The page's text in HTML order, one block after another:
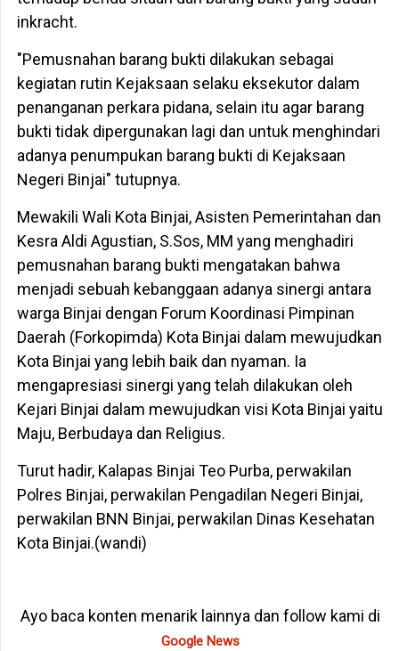
inkracht.
"Pemusnahan barang bukti dilakukan sebagai
kegiatan rutin Kejaksaan selaku eksekutor dalam
penanganan perkara pidana, selain itu agar barang
bukti tidak dipergunakan lagi dan untuk menghindari
adanya penumpukan barang bukti di Kejaksaan
Negeri Binjai" tutupnya.
Mewakili Wali Kota Binjai, Asisten Pemerintahan dan
Kesra Aldi Agustian, S.Sos, MM yang menghadiri
pemusnahan barang bukti mengatakan bahwa
menjadi sebuah kebanggaan adanya sinergi antara
warga Binjai dengan Forum Koordinasi Pimpinan
Daerah (Forkopimda) Kota Binjai dalam mewujudkan
Kota Binjai yang lebih baik dan nyaman. Ia
mengapresiasi sinergi yang telah dilakukan oleh
Kejari Binjai dalam mewujudkan visi Kota Binjai yaitu
Maju, Berbudaya dan Religius.
Turut hadir, Kalapas Binjai Teo Purba, perwakilan
Polres Binjai, perwakilan Pengadilan Negeri Binjai,
perwakilan BNN Binjai, perwakilan Dinas Kesehatan
Kota Binjai.(wandi)
Ayo baca konten menarik lainnya dan follow kami di
Google News